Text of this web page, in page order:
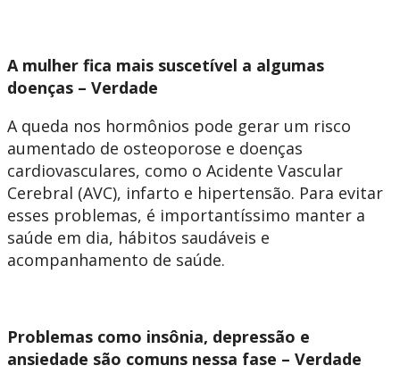
A mulher fica mais suscetível a algumas
doenças – Verdade
A queda nos hormônios pode gerar um risco
aumentado de osteoporose e doenças
cardiovasculares, como o Acidente Vascular
Cerebral (AVC), infarto e hipertensão. Para evitar
esses problemas, é importantíssimo manter a
saúde em dia, hábitos saudáveis e
acompanhamento de saúde.
Problemas como insônia, depressão e
ansiedade são comuns nessa fase – Verdade